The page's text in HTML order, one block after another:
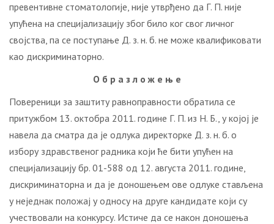
превентивне стоматологије, није утврђено да Г. П. није
упућена на специјализацију због било ког свог личног
својства, па се поступање Д. з. н. б. не може квалификовати
као дискриминаторно.
О б р а з л о ж е њ е
Повереници за заштиту равноправности обратила се
притужбом 13. октобра 2011. године Г. П. из Н. Б., у којој је
навела да сматра да је одлука директорке Д. з. н. б. о
избору здравственог радника који ће бити упућен на
специјализацију бр. 01-588 од 12. августа 2011. године,
дискриминаторна и да је доношењем ове одлуке стављена
у неједнак положај у односу на друге кандидате који су
учествовали на конкурсу. Истиче да се након доношења